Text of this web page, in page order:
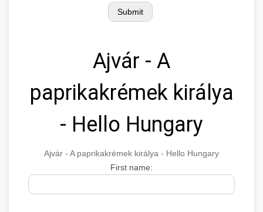
Ajvár - A
paprikakrémek királya
- Hello Hungary
Ajvár - A paprikakrémek királya - Hello Hungary
First name: